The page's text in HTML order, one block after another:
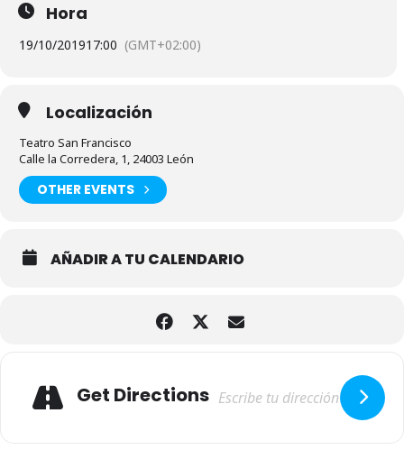
Hora
19/10/201917:00 (GMT+02:00)
Localización
Teatro San Francisco
Calle la Corredera, 1, 24003 León
OTHER EVENTS
AÑADIR A TU CALENDARIO
Get Directions